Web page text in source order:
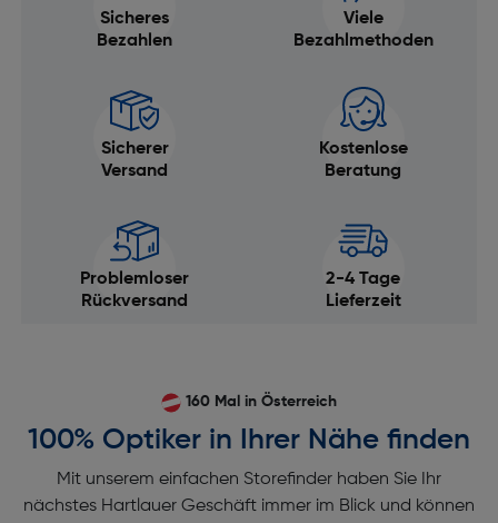
Sicheres
Bezahlen
Viele
Bezahlmethoden
Sicherer
Versand
Kostenlose
Beratung
Problemloser
Rückversand
2-4 Tage
Lieferzeit
160 Mal in Österreich
100% Optiker in Ihrer Nähe finden
Mit unserem einfachen Storefinder haben Sie Ihr
nächstes Hartlauer Geschäft immer im Blick und können